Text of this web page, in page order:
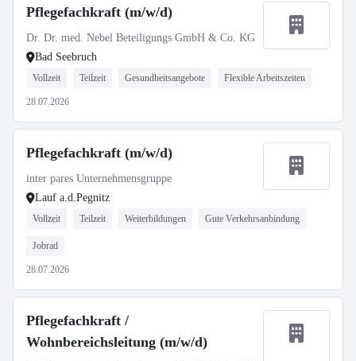
Pflegefachkraft (m/w/d)
Dr. Dr. med. Nebel Beteiligungs GmbH & Co. KG
Bad Seebruch
Vollzeit Teilzeit Gesundheitsangebote Flexible Arbeitszeiten
28.07.2026
Pflegefachkraft (m/w/d)
inter pares Unternehmensgruppe
Lauf a.d.Pegnitz
Vollzeit Teilzeit Weiterbildungen Gute Verkehrsanbindung
Jobrad
28.07.2026
Pflegefachkraft /
Wohnbereichsleitung (m/w/d)